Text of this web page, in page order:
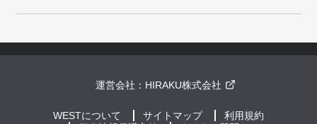
運営会社： HIRAKU株式会社
WESTについて サイトマップ
利用規約